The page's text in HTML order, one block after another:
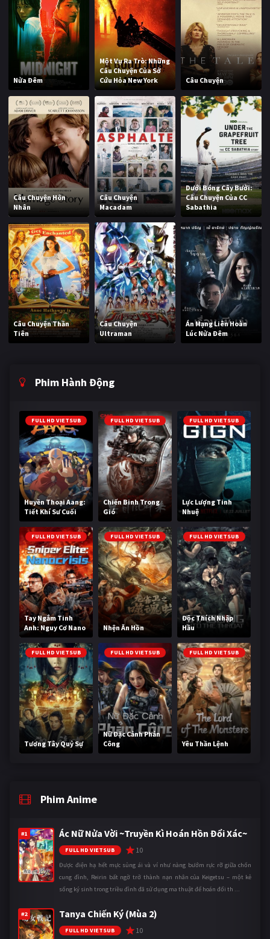
Nửa Đêm
Một Vụ Ra Trò: Những
Câu Chuyện Của Sở
Cứu Hỏa New York
Câu Chuyện
Câu Chuyện Hôn
Nhân
Câu Chuyện
Macadam
Dưới Bóng Cây Bưởi:
Câu Chuyện Của CC
Sabathia
Câu Chuyện Thần
Tiên
Câu Chuyện
Ultraman
Án Mạng Liên Hoàn
Lúc Nửa Đêm
Phim Hành Động
FULL HD VIETSUB
Huyền Thoại Aang:
Tiết Khí Sư Cuối
Cùng
FULL HD VIETSUB
Chiến Binh Trong
Gió
FULL HD VIETSUB
Lực Lượng Tinh
Nhuệ
FULL HD VIETSUB
Tay Ngắm Tinh
Anh: Nguy Cơ Nano
FULL HD VIETSUB
Nhện Ăn Hồn
FULL HD VIETSUB
Độc Thích Nhập
Hầu
FULL HD VIETSUB
Tương Tây Quỷ Sự
FULL HD VIETSUB
Nữ Đặc Cảnh Phản
Công
FULL HD VIETSUB
Yêu Thần Lệnh
Phim Anime
#1 Ác Nữ Nửa Vời ~Truyền Kì Hoán Hồn Đổi Xác~
FULL HD VIETSUB 10
Được điện hạ hết mực sủng ái và ví như nàng bướm rực rỡ giữa chốn
cung đình, Reirin bất ngờ trở thành nạn nhân của Keigetsu – một kẻ
sống ký sinh trong triều đình đã sử dụng ma thuật để hoán đổi th ...
#2 Tanya Chiến Ký (Mùa 2)
FULL HD VIETSUB 10